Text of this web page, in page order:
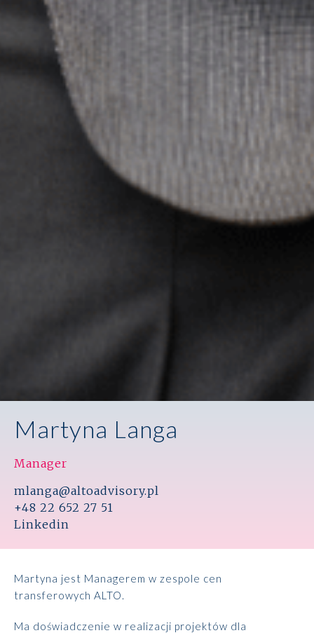
Martyna Langa
Manager
mlanga@altoadvisory.pl
+48 22 652 27 51
Linkedin
Martyna jest Managerem w zespole cen
transferowych ALTO.
Ma doświadczenie w realizacji projektów dla